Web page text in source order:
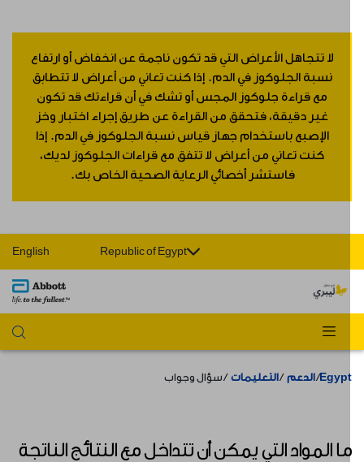
لا تتجاهل الأعراض التي قد تكون ناجمة عن انخفاض أو ارتفاع
نسبة الجلوكوز في الدم. إذا كنت تعاني من أعراض لا تتطابق
مع قراءة جلوكوز المجس أو تشك في أن قراءتك قد تكون
غير دقيقة، فتحقق من القراءة عن طريق إجراء اختبار وخز
الإصبع باستخدام جهاز قياس نسبة الجلوكوز في الدم. إذا
كنت تعاني من أعراض لا تتفق مع قراءات الجلوكوز لديك،
فاستشر أخصائي الرعاية الصحية الخاص بك.
Republic of Egypt
English
الدعم التعليمات سؤال وجواب
المواد التي يمكن أن تتداخل مع النتائج الناتجة